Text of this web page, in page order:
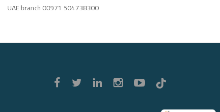
UAE branch 00971 504738300
Luxury
Signature